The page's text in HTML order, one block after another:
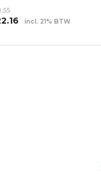
Huidige
is:
incl. 21% BTW